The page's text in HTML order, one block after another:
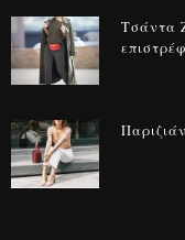
Τσάντα